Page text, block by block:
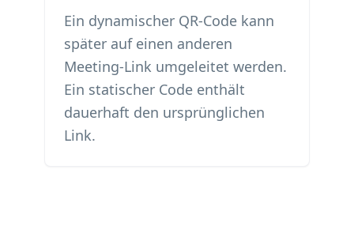
Ein dynamischer QR-Code kann
später auf einen anderen
Meeting-Link umgeleitet werden.
Ein statischer Code enthält
dauerhaft den ursprünglichen
Link.